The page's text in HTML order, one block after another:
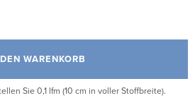
WARENKORB
Sie 0,1 lfm (10 cm in voller Stoffbreite).